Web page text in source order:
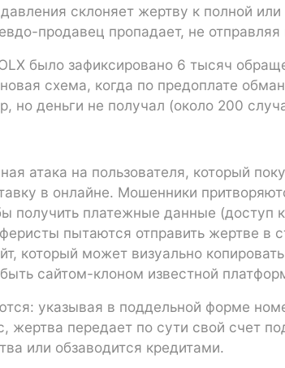
склоняет жертву к полной
продавец пропадает, не отправляя
было зафиксировано 6 тысяч
схема, когда по предоплате
но деньги не получал (около 200
атака на пользователя, который
в онлайне. Мошенники
получить платежные данные (доступ
пытаются отправить жертве в
который может визуально
сайтом-клоном известной
указывая в поддельной форме
жертва передает по сути свой счет
или обзаводится кредитами.